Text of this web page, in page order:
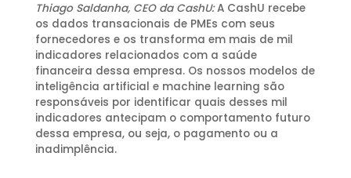
Thiago Saldanha, CEO da CashU:A CashU recebe
os dados transacionais de PMEs com seus
fornecedores e os transforma em mais de mil
indicadores relacionados com a saúde
financeira dessa empresa. Os nossos modelos de
inteligência artificial e machine learning são
responsáveis por identificar quais desses mil
indicadores antecipam o comportamento futuro
dessa empresa, ou seja, o pagamento ou a
inadimplência.